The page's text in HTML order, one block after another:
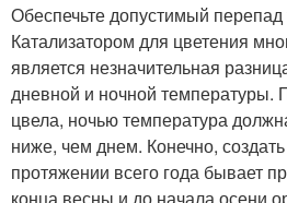
Обеспечьте допустимый перепад
Катализатором для цветения
является незначительная
дневной и ночной температуры.
цвела, ночью температура
ниже, чем днем. Конечно,
протяжении всего года бывает
конца весны и до начала осени